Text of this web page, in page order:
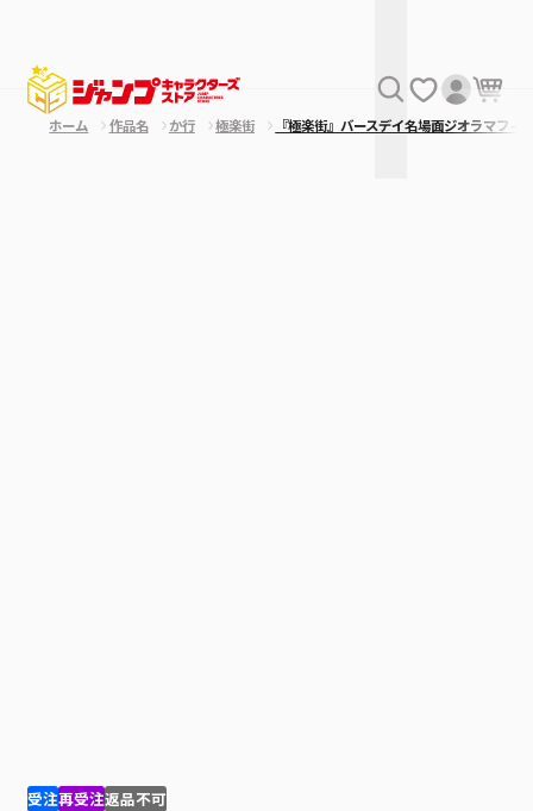
ホーム 作品名 か行 極楽街 『極楽街』バースデイ名場面ジオラマフ
受注再受注返品不可